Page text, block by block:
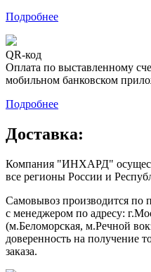
Подробнее
QR-код
Оплата по выставленному
мобильном банковском
Подробнее
Доставка:
Компания "ИНХАРД"
все регионы России и
Самовывоз производится по
с менеджером по адресу:
(м.Беломорская, м.Речной
доверенность на получение
заказа.